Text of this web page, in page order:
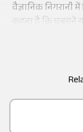
वैज्ञानिक निगरानी
कहना है कि घबराने